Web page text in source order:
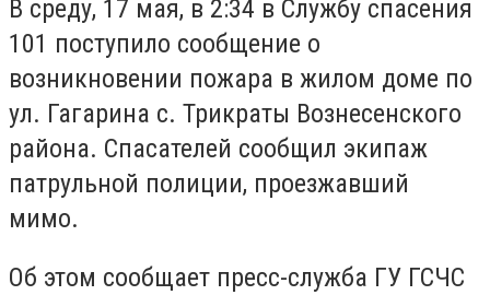
В среду, 17 мая, в 2:34 в Службу спасения
101 поступило сообщение о
возникновении пожара в жилом доме по
ул. Гагарина с. Трикраты Вознесенского
района. Спасателей сообщил экипаж
патрульной полиции, проезжавший
мимо.
Об этом сообщает пресс-служба ГУ ГСЧС